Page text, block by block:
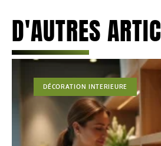
D'AUTRES
DÉCORATION INTERIEURE